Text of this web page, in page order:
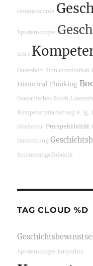
Gesamtschule
Epistemologie
Sek I
Oakeshott Sinnkonstitution
Historical Thinking
Osmanisches Reich
Kompetenzförderung 8. Jg.
Gladstone Perspektivität
Darstellung
Erinnerungsdidaktik
TAG CLOUD %D
Epistemologie Empathie